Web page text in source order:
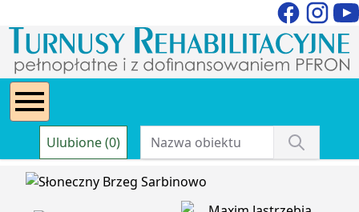
Ulubione (0)